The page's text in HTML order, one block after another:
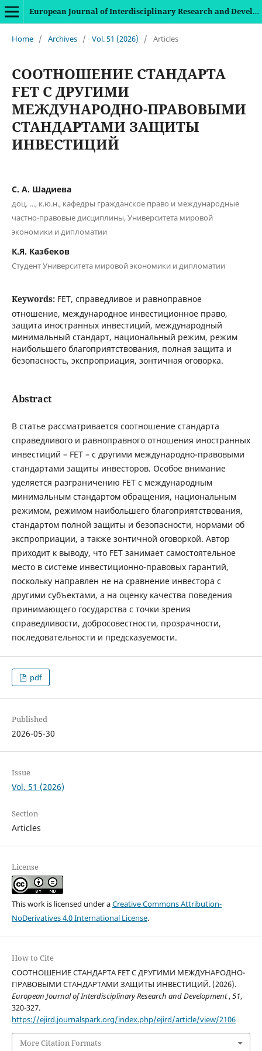
European Journal of Interdisciplinary Research and Development
Home / Archives / Vol. 51 (2026) / Articles
СООТНОШЕНИЕ СТАНДАРТА
FET С ДРУГИМИ
МЕЖДУНАРОДНО-ПРАВОВЫМИ
СТАНДАРТАМИ ЗАЩИТЫ
ИНВЕСТИЦИЙ
С. А. Шадиева
доц. …, к.ю.н., кафедры гражданское право и международные
частно-правовые дисциплины, Университета мировой
экономики и дипломатии
К.Я. Казбеков
Студент Университета мировой экономики и дипломатии
Keywords: FET, справедливое и равноправное
отношение, международное инвестиционное право,
защита иностранных инвестиций, международный
минимальный стандарт, национальный режим, режим
наибольшего благоприятствования, полная защита и
безопасность, экспроприация, зонтичная оговорка.
Abstract
В статье рассматривается соотношение стандарта
справедливого и равноправного отношения иностранных
инвестиций – FET – с другими международно-правовыми
стандартами защиты инвесторов. Особое внимание
уделяется разграничению FET с международным
минимальным стандартом обращения, национальным
режимом, режимом наибольшего благоприятствования,
стандартом полной защиты и безопасности, нормами об
экспроприации, а также зонтичной оговоркой. Автор
приходит к выводу, что FET занимает самостоятельное
место в системе инвестиционно-правовых гарантий,
поскольку направлен не на сравнение инвестора с
другими субъектами, а на оценку качества поведения
принимающего государства с точки зрения
справедливости, добросовестности, прозрачности,
последовательности и предсказуемости.
pdf
Published
2026-05-30
Issue
Vol. 51 (2026)
Section
Articles
License
This work is licensed under aCreative Commons Attribution-
NoDerivatives 4.0 International License.
How to Cite
СООТНОШЕНИЕ СТАНДАРТА FET С ДРУГИМИ МЕЖДУНАРОДНО-
ПРАВОВЫМИ СТАНДАРТАМИ ЗАЩИТЫ ИНВЕСТИЦИЙ. (2026).
European Journal of Interdisciplinary Research and Development,51,
320-327.
https://ejird.journalspark.org/index.php/ejird/article/view/2106
More Citation Formats